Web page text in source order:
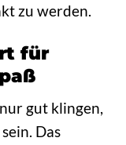
zu werden.
für
gut klingen,
Das